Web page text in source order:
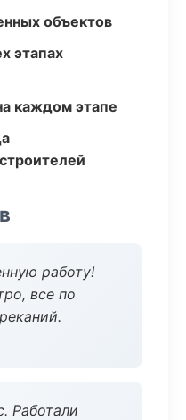
объектов
этапах
каждом этапе
работу!
все по
Работали